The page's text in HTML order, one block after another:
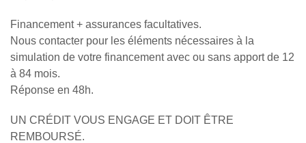
Financement + assurances facultatives.
Nous contacter pour les éléments nécessaires à la
simulation de votre financement avec ou sans apport de 12
à 84 mois.
Réponse en 48h.
UN CRÉDIT VOUS ENGAGE ET DOIT ÊTRE
REMBOURSÉ.